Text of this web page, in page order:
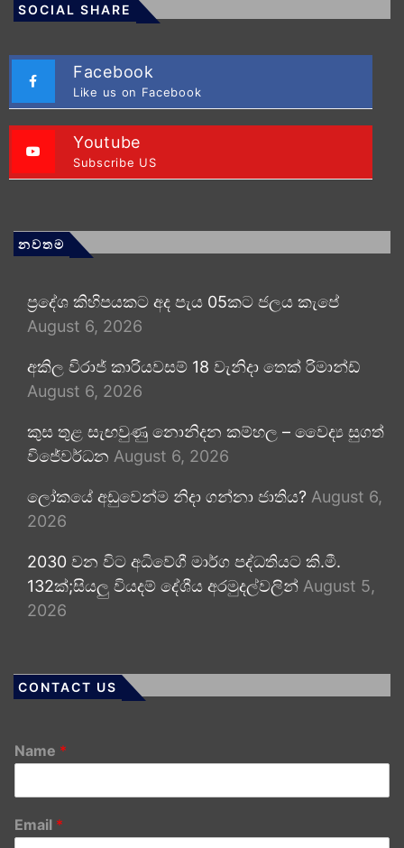
SOCIAL SHARE
Facebook
Like us on Facebook
Youtube
Subscribe US
නවතම
ප්‍රදේශ කිහිපයකට අද පැය 05කට ජලය කැපේ
August 6, 2026
අකිල විරාජ් කාරියවසම් 18 වැනිදා තෙක් රිමාන්ඩ්
August 6, 2026
කුස තුළ සැඟවුණු නොනිදන කම්හල – වෛද්‍ය සුගත්
විජේවර්ධන August 6, 2026
ලෝකයේ අඩුවෙන්ම නිදා ගන්නා ජාතිය? August 6,
2026
2030 වන විට අධිවේගී මාර්ග පද්ධතියට කි.මී.
132ක්;සියලු වියදම් දේශීය අරමුදල්වලින් August 5,
2026
CONTACT US
Name *
Email *